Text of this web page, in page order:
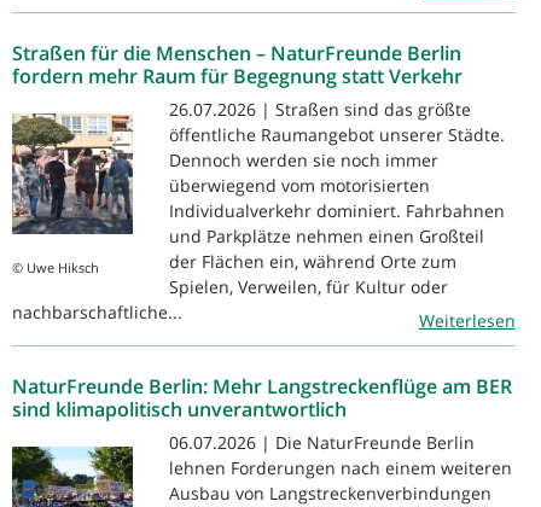
Straßen für die Menschen – NaturFreunde Berlin
fordern mehr Raum für Begegnung statt Verkehr
© Uwe Hiksch
26.07.2026 | Straßen sind das größte
öffentliche Raumangebot unserer Städte.
Dennoch werden sie noch immer
überwiegend vom motorisierten
Individualverkehr dominiert. Fahrbahnen
und Parkplätze nehmen einen Großteil
der Flächen ein, während Orte zum
Spielen, Verweilen, für Kultur oder
nachbarschaftliche...
Weiterlesen
NaturFreunde Berlin: Mehr Langstreckenflüge am BER
sind klimapolitisch unverantwortlich
06.07.2026 | Die NaturFreunde Berlin
lehnen Forderungen nach einem weiteren
Ausbau von Langstreckenverbindungen